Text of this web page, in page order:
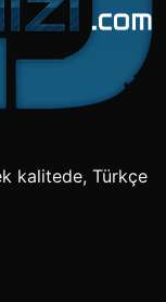
kalitede, Türkçe